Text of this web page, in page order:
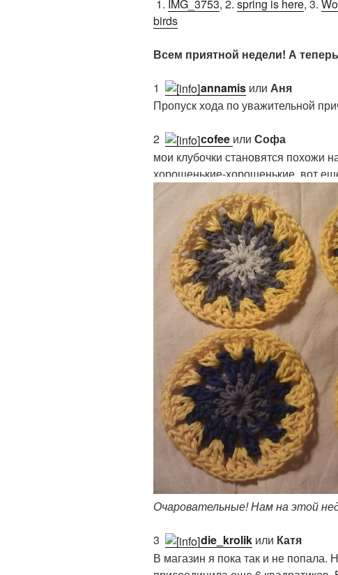
1. IMG_3753, 2. spring is here, 3.
birds
Всем приятной недели! А
1. annamis или Аня
Пропуск хода по уважительной
2. сofee или Софа
мои клубочки становятся похожи
хорошенькие-хорошенькие. вот
Очаровательные! Нам на этой
3. die_krolik или Катя
В магазин я пока так и не попала.